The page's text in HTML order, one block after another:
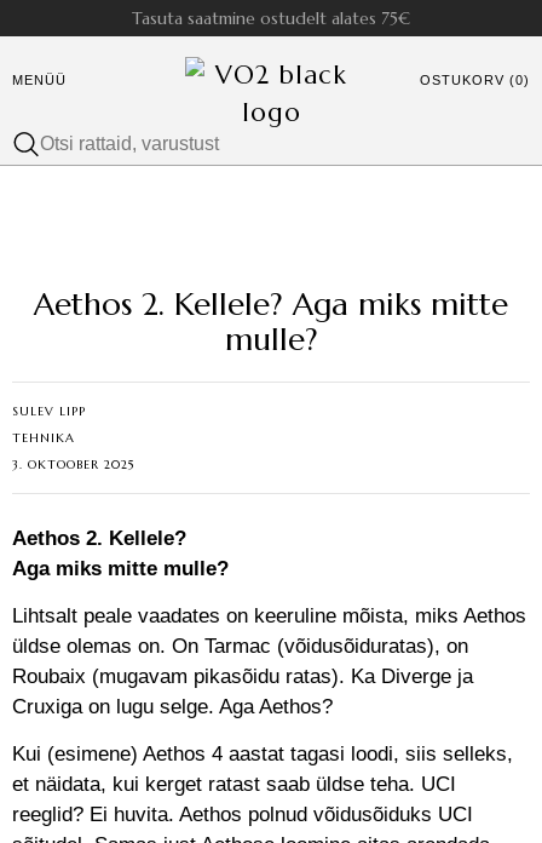
Tasuta saatmine ostudelt alates 75€
MENÜÜ OSTUKORV (0)
Aethos 2. Kellele? Aga miks mitte
mulle?
SULEV LIPP
TEHNIKA
3. OKTOOBER 2025
Aethos 2. Kellele?
Aga miks mitte mulle?
Lihtsalt peale vaadates on keeruline mõista, miks Aethos
üldse olemas on. On Tarmac (võidusõiduratas), on
Roubaix (mugavam pikasõidu ratas). Ka Diverge ja
Cruxiga on lugu selge. Aga Aethos?
Kui (esimene) Aethos 4 aastat tagasi loodi, siis selleks,
et näidata, kui kerget ratast saab üldse teha. UCI
reeglid? Ei huvita. Aethos polnud võidusõiduks UCI